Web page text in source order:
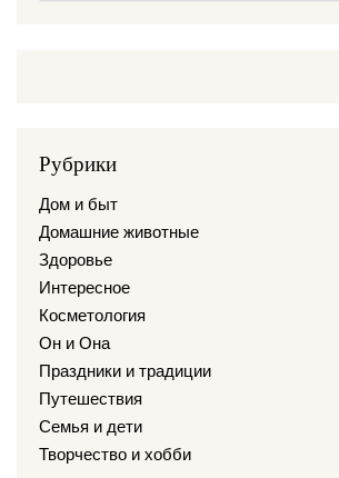
Рубрики
Дом и быт
Домашние животные
Здоровье
Интересное
Косметология
Он и Она
Праздники и традиции
Путешествия
Семья и дети
Творчество и хобби